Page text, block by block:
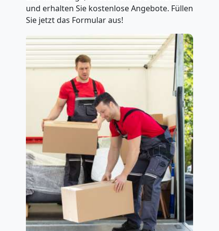
und erhalten Sie kostenlose Angebote. Füllen
Sie jetzt das Formular aus!